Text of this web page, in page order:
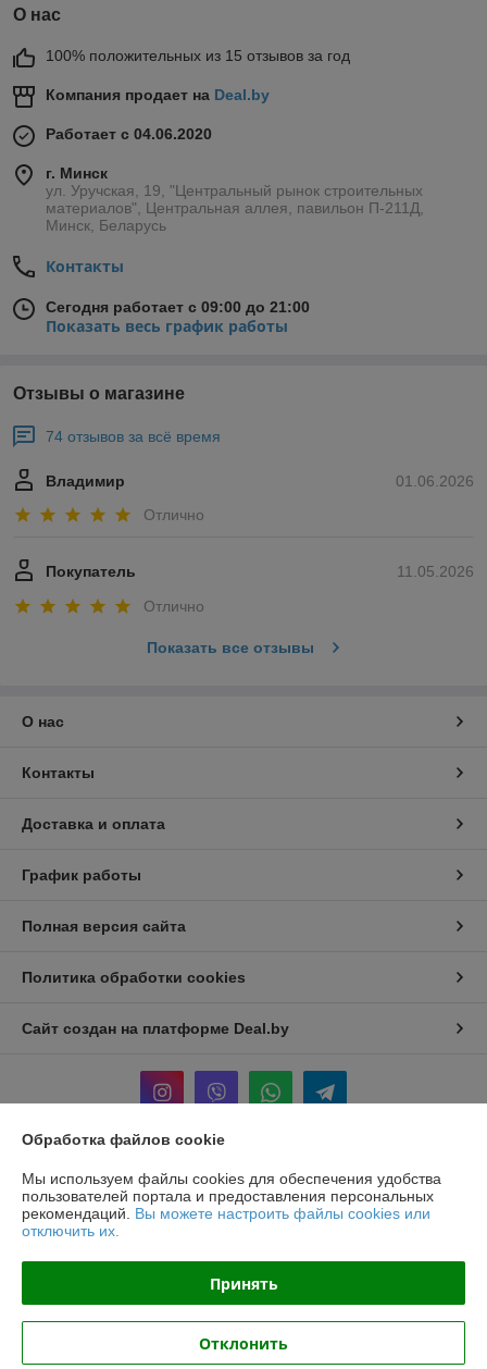
адресу: г. Минск, ул. Уручская 19, павильон 361а, и
материалов Уручье.
Возможна доставка!
Наш фирменный магазин:
продукции "Бел Профиль"
Наш официальный сайт "Бел
Профиль":https://worldprofile.by/
Присоединяйтесь к нам в Facebook:
https://www.facebook.com/belprofil
Наблюдайте за нашими новинками в
О нас
100% положительных из 15 отзывов за год
Компания продает на Deal.by
Работает с 04.06.2020
г. Минск
ул. Уручская, 19, "Центральный рынок строительных
материалов", Центральная аллея, павильон П-211Д,
Минск, Беларусь
Контакты
Сегодня работает с 09:00 до 21:00
Показать весь график работы
Отзывы о магазине
74 отзывов за всё время
01.06.2026
Владимир
Отлично
11.05.2026
Покупатель
Отлично
Показать все отзывы
О нас
Контакты
Доставка и оплата
График работы
Полная версия сайта
Политика обработки cookies
Сайт создан на платформе Deal.by
Информация для покупателя
Юридическое лицо: ООО «БЕЛПРОФИЛЬ ГРУПП»
220040, Г. МИНСК, ПЕР. 3-Й МОЖАЙСКОГО, Д. 11, ПОМ. 107, 220040
Регистрационный орган: Минский горисполком
Дата регистрации компании: 02.11.2017
Обработка файлов cookie
Мы используем файлы cookies для обеспечения удобства
пользователей портала и предоставления персональных
рекомендаций. Вы можете настроить файлы cookies или
отключить их.
Принять
Отклонить